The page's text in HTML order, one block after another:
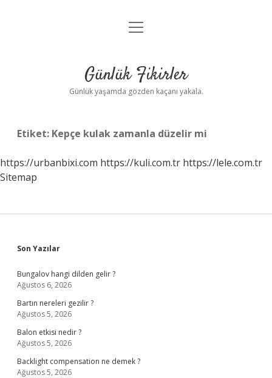
Anasayfa
Yasal Uyarı
menüyü
Günlük Fikirler
Günlük yaşamda gözden kaçanı yakala.
Etiket: Kepçe kulak zamanla düzelir mi
https://urbanbixi.com https://kuli.com.tr https://lele.com.tr
Sitemap
Sidebar
Son Yazılar
Bungalov hangi dilden gelir ?
Ağustos 6, 2026
Bartın nereleri gezilir ?
Ağustos 5, 2026
Balon etkisi nedir ?
Ağustos 5, 2026
Backlight compensation ne demek ?
Ağustos 5, 2026